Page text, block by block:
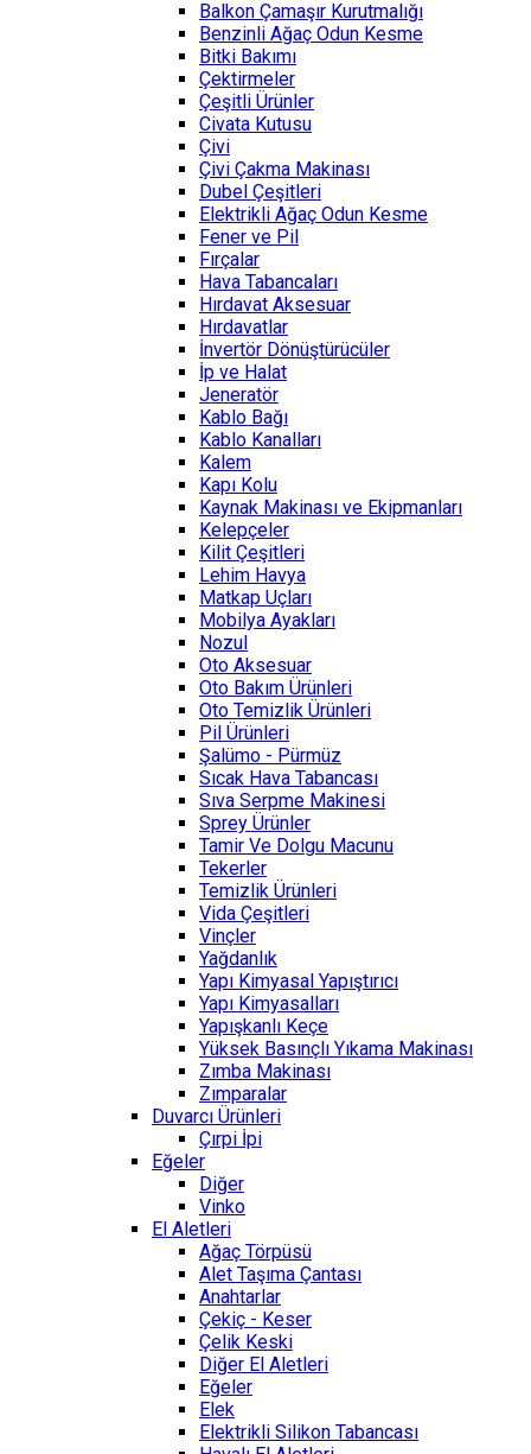
Balkon Çamaşır Kurutmalığı
Benzinli Ağaç Odun Kesme
Bitki Bakımı
Çektirmeler
Çeşitli Ürünler
Civata Kutusu
Çivi
Çivi Çakma Makinası
Dubel Çeşitleri
Elektrikli Ağaç Odun Kesme
Fener ve Pil
Fırçalar
Hava Tabancaları
Hırdavat Aksesuar
Hırdavatlar
İnvertör Dönüştürücüler
İp ve Halat
Jeneratör
Kablo Bağı
Kablo Kanalları
Kalem
Kapı Kolu
Kaynak Makinası ve Ekipmanları
Kelepçeler
Kilit Çeşitleri
Lehim Havya
Matkap Uçları
Mobilya Ayakları
Nozul
Oto Aksesuar
Oto Bakım Ürünleri
Oto Temizlik Ürünleri
Pil Ürünleri
Şalümo - Pürmüz
Sıcak Hava Tabancası
Sıva Serpme Makinesi
Sprey Ürünler
Tamir Ve Dolgu Macunu
Tekerler
Temizlik Ürünleri
Vida Çeşitleri
Vinçler
Yağdanlık
Yapı Kimyasal Yapıştırıcı
Yapı Kimyasalları
Yapışkanlı Keçe
Yüksek Basınçlı Yıkama Makinası
Zımba Makinası
Zımparalar
Duvarcı Ürünleri
Çırpi İpi
Eğeler
Diğer
Vinko
El Aletleri
Ağaç Törpüsü
Alet Taşıma Çantası
Anahtarlar
Çekiç - Keser
Çelik Keski
Diğer El Aletleri
Eğeler
Elek
Elektrikli Silikon Tabancası